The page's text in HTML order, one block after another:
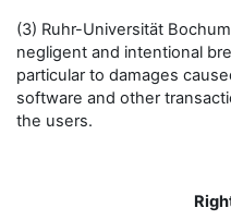
(3) Ruhr-Universität
negligent and intentional
particular to damages
software and other
the users.